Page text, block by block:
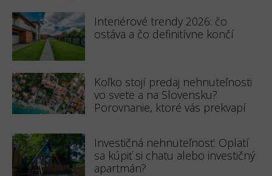
Interiérové trendy 2026: čo
ostáva a čo definitívne končí
Koľko stojí predaj nehnuteľnosti
vo svete a na Slovensku?
Porovnanie, ktoré vás prekvapí
Investičná nehnuteľnosť: Oplatí
sa kúpiť si chatu alebo investičný
apartmán?